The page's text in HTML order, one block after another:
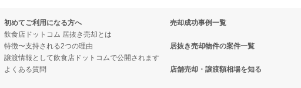
物件の案件一覧
の案件一覧
の案件一覧
物件の案件一覧
件一覧
案件一覧
初めてご利用になる方へ
飲食店ドットコム 居抜き売却とは
特徴〜支持される2つの理由
譲渡情報として飲食店ドットコムで公開されます
よくある質問
売却成功事例一覧
居抜き売却物件の案件一覧
店舗売却・譲渡額相場を知る